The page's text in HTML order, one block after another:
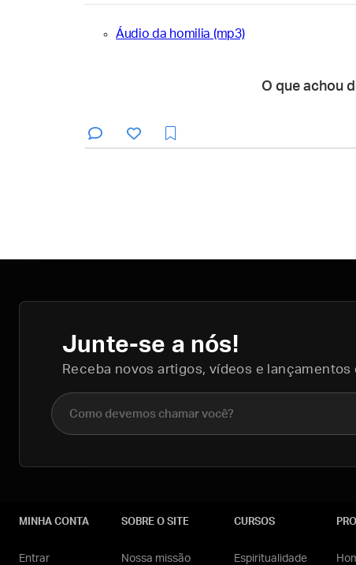
Áudio da homilia (mp3)
O que achou
Junte-se a nós!
Receba novos artigos, vídeos e
Nome completo
MINHA CONTA
Entrar
SOBRE O SITE
Nossa missão
CURSOS
Espiritualidade